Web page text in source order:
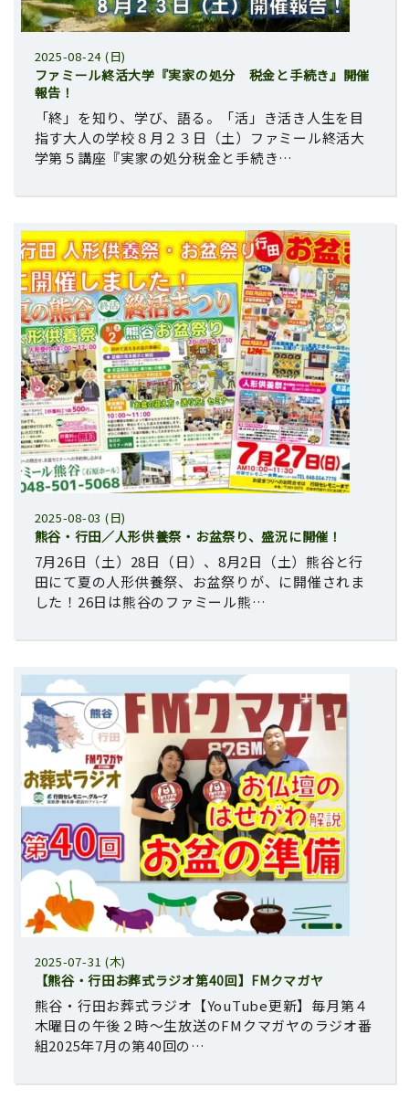
2025-08-24 (日)
ファミール終活大学『実家の処分 税金と手続き』開催
報告！
「終」を知り、学び、語る。「活」き活き人生を目
指す大人の学校８月２３日（土）ファミール終活大
学第５講座『実家の処分税金と手続き…
2025-08-03 (日)
熊谷・行田／人形供養祭・お盆祭り、盛況に開催！
7月26日（土）28日（日）、8月2日（土）熊谷と行
田にて夏の人形供養祭、お盆祭りが、に開催されま
した！26日は熊谷のファミール熊…
2025-07-31 (木)
【熊谷・行田お葬式ラジオ第40回】FMクマガヤ
熊谷・行田お葬式ラジオ【YouTube更新】毎月第４
木曜日の午後２時～生放送のFMクマガヤのラジオ番
組2025年7月の第40回の…